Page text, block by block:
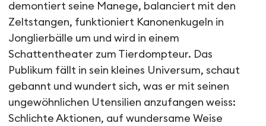
demontiert seine Manege, balanciert mit den
Zeltstangen, funktioniert Kanonenkugeln in
Jonglierbälle um und wird in einem
Schattentheater zum Tierdompteur. Das
Publikum fällt in sein kleines Universum, schaut
gebannt und wundert sich, was er mit seinen
ungewöhnlichen Utensilien anzufangen weiss:
Schlichte Aktionen, auf wundersame Weise